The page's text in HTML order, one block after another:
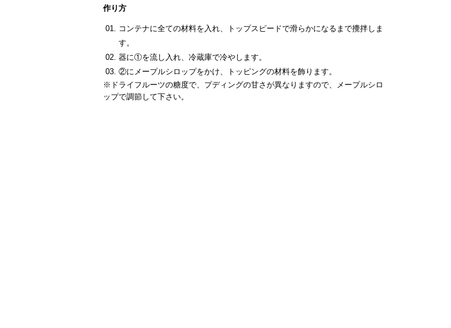
作り方
コンテナに全ての材料を入れ、トップスピードで滑らかになるまで攪拌しま
す。
器に①を流し入れ、冷蔵庫で冷やします。
②にメープルシロップをかけ、トッピングの材料を飾ります。
※ドライフルーツの糖度で、プディングの甘さが異なりますので、メープルシロ
ップで調節して下さい。